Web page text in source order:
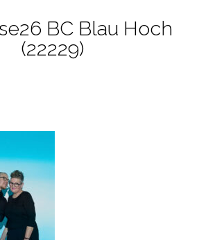
BC Blau Hoch
(22229)